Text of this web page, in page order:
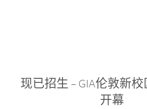
现已招生 – GIA伦敦新
开幕